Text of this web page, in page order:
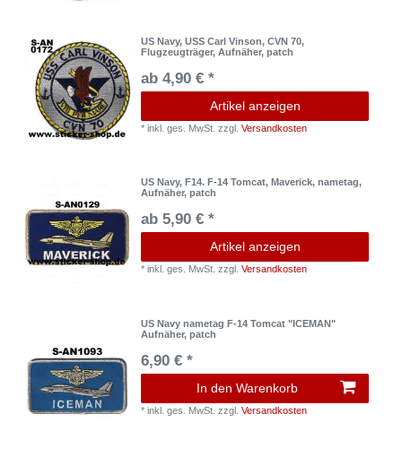
US Navy, USS Carl Vinson, CVN 70,
Flugzeugträger, Aufnäher, patch
ab 4,90 € *
Artikel anzeigen
*inkl. ges. MwSt. zzgl.Versandkosten
US Navy, F14. F-14 Tomcat, Maverick, nametag,
Aufnäher, patch
ab 5,90 € *
Artikel anzeigen
*inkl. ges. MwSt. zzgl.Versandkosten
US Navy nametag F-14 Tomcat "ICEMAN"
Aufnäher, patch
6,90 € *
In den Warenkorb
*inkl. ges. MwSt. zzgl.Versandkosten